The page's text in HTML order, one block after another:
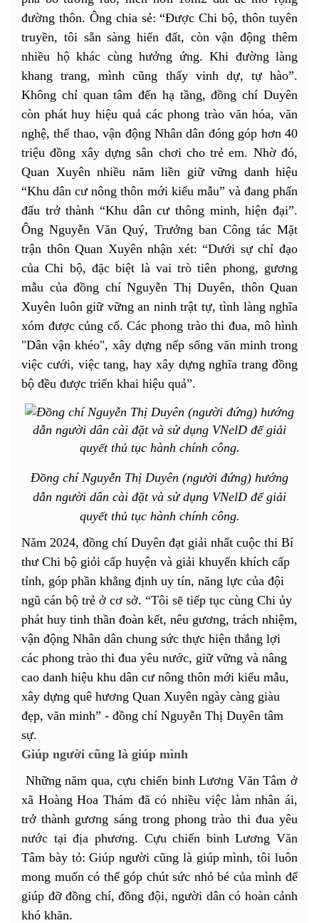
đường thôn. Ông chia sẻ: “Được Chi bộ, thôn tuyên
truyền, tôi sẵn sàng hiến đất, còn vận động thêm
nhiều hộ khác cùng hưởng ứng. Khi đường làng
khang trang, mình cũng thấy vinh dự, tự hào”.
Không chỉ quan tâm đến hạ tầng, đồng chí Duyên
còn phát huy hiệu quả các phong trào văn hóa, văn
nghệ, thể thao, vận động Nhân dân đóng góp hơn 40
triệu đồng xây dựng sân chơi cho trẻ em. Nhờ đó,
Quan Xuyên nhiều năm liền giữ vững danh hiệu
“Khu dân cư nông thôn mới kiểu mẫu” và đang phấn
đấu trở thành “Khu dân cư thông minh, hiện đại”.
Ông Nguyễn Văn Quý, Trưởng ban Công tác Mặt
trận thôn Quan Xuyên nhận xét: “Dưới sự chỉ đạo
của Chi bộ, đặc biệt là vai trò tiên phong, gương
mẫu của đồng chí Nguyễn Thị Duyên, thôn Quan
Xuyên luôn giữ vững an ninh trật tự, tình làng nghĩa
xóm được củng cố. Các phong trào thi đua, mô hình
"Dân vận khéo", xây dựng nếp sống văn minh trong
việc cưới, việc tang, hay xây dựng nghĩa trang đồng
bộ đều được triển khai hiệu quả”.
Đồng chí Nguyễn Thị Duyên (người đứng) hướng
dẫn người dân cài đặt và sử dụng VNelD để giải
quyết thủ tục hành chính công.
Năm 2024, đồng chí Duyên đạt giải nhất cuộc thi Bí
thư Chi bộ giỏi cấp huyện và giải khuyến khích cấp
tỉnh, góp phần khẳng định uy tín, năng lực của đội
ngũ cán bộ trẻ ở cơ sở. “Tôi sẽ tiếp tục cùng Chi ủy
phát huy tinh thần đoàn kết, nêu gương, trách nhiệm,
vận động Nhân dân chung sức thực hiện thắng lợi
các phong trào thi đua yêu nước, giữ vững và nâng
cao danh hiệu khu dân cư nông thôn mới kiểu mẫu,
xây dựng quê hương Quan Xuyên ngày càng giàu
đẹp, văn minh” - đồng chí Nguyễn Thị Duyên tâm
sự.
Giúp người cũng là giúp mình
Những năm qua, cựu chiến binh Lương Văn Tâm ở
xã Hoàng Hoa Thám đã có nhiều việc làm nhân ái,
trở thành gương sáng trong phong trào thi đua yêu
nước tại địa phương. Cựu chiến binh Lương Văn
Tâm bày tỏ: Giúp người cũng là giúp mình, tôi luôn
mong muốn có thể góp chút sức nhỏ bé của mình để
giúp đỡ đồng chí, đồng đội, người dân có hoàn cảnh
khó khăn.